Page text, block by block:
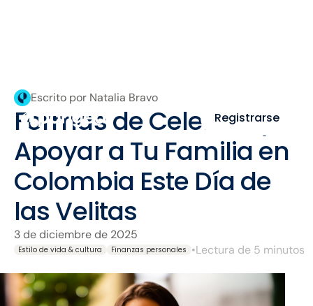
Registrarse
Escrito por Natalia Bravo
Formas de Celebrar y
Apoyar a Tu Familia en
Colombia Este Día de
las Velitas
3 de diciembre de 2025
Estilo de vida & cultura Finanzas personales •Lectura de 5 minutos